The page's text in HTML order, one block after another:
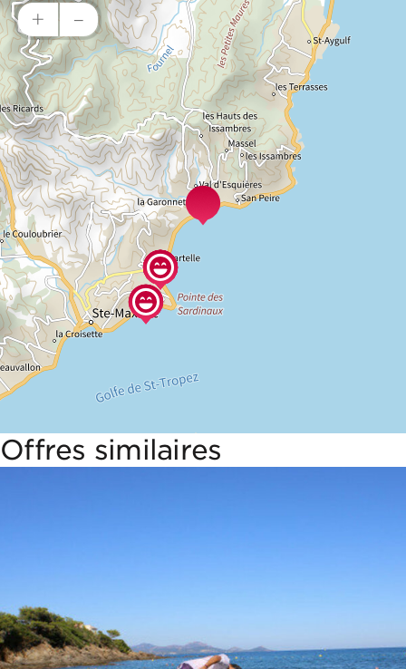
+ –
Offres similaires